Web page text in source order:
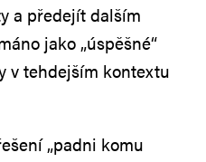
a předejít dalším
jako „úspěšné“
v tehdejším kontextu
„padni komu